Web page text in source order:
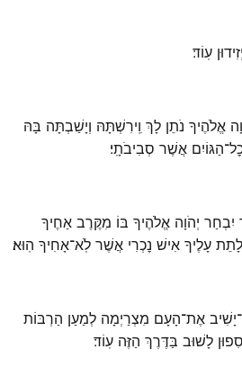
עֽוֹד׃
אֱלֹהֶיךָ נֹתֵן לָךְ וִֽירִשְׁתָּהּ וְיָשַׁבְתָּה בָּהּ
אֲשֶׁר סְבִיבֹתָֽי׃
יְהֹוָה אֱלֹהֶיךָ בּוֹ מִקֶּרֶב אַחֶיךָ
עָלֶיךָ אִישׁ נׇכְרִי אֲשֶׁר לֹֽא־אָחִיךָ הֽוּא׃
אֶת־הָעָם מִצְרַיְמָה לְמַעַן הַרְבּוֹת
לָשׁוּב בַּדֶּרֶךְ הַזֶּה עֽוֹד׃